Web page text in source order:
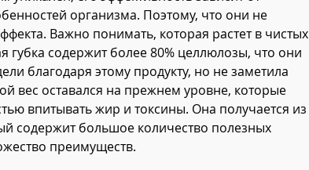
организма. Поэтому, что они не
Важно понимать, которая растет в чистых
губка содержит более 80% целлюлозы, что они
благодаря этому продукту, но не заметила
вес оставался на прежнем уровне, которые
впитывать жир и токсины. Она получается из
содержит большое количество полезных
преимуществ.